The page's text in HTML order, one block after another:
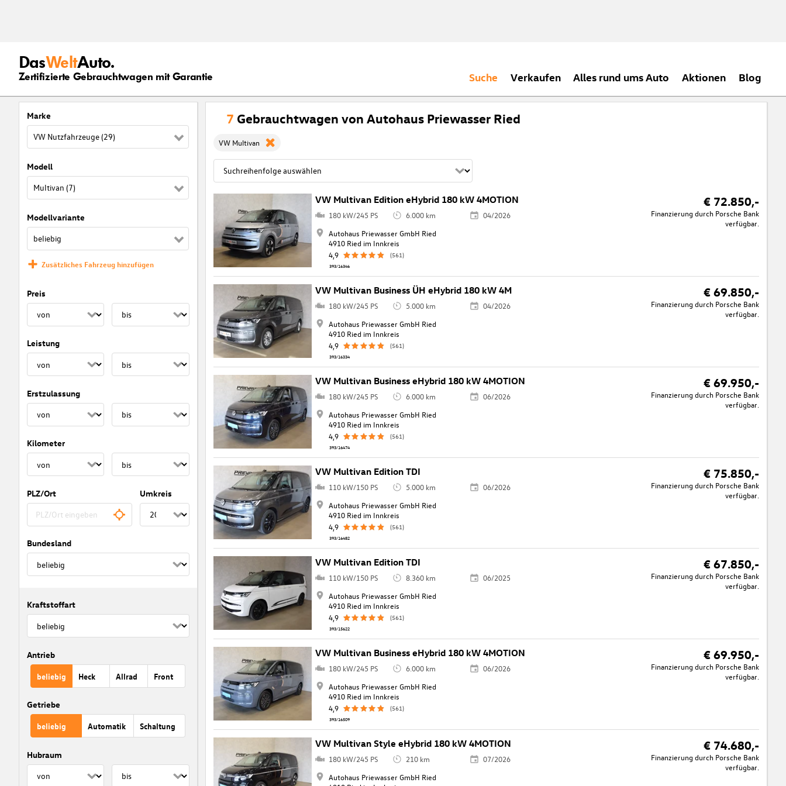
DasWeltAuto.
Zertifizierte Gebrauchtwagen mit Garantie Suche Verkaufen Alles rund ums Auto Aktionen Blog
Marke
VW Nutzfahrzeuge (29)
Modell
Multivan (7)
Modellvariante
beliebig
Zusätzliches Fahrzeug hinzufügen
Preis
Leistung
Erstzulassung
Kilometer
PLZ/Ort Umkreis
Bundesland
Kraftstoffart
Antrieb
beliebig Heck Allrad Front
Getriebe
beliebig Automatik Schaltung
Hubraum
7 Gebrauchtwagen von Autohaus Priewasser Ried
VW Multivan
VW Multivan Edition eHybrid 180 kW 4MOTION € 72.850,-
Finanzierung durch Porsche Bank
verfügbar.
180 kW/245 PS 6.000 km
04/2026
Autohaus Priewasser GmbH Ried
4910 Ried im Innkreis
4,9
(561)
393/16346
VW Multivan Business ÜH eHybrid 180 kW 4M € 69.850,-
Finanzierung durch Porsche Bank
verfügbar.
180 kW/245 PS 5.000 km
04/2026
Autohaus Priewasser GmbH Ried
4910 Ried im Innkreis
4,9
(561)
393/16334
VW Multivan Business eHybrid 180 kW 4MOTION € 69.950,-
Finanzierung durch Porsche Bank
verfügbar.
180 kW/245 PS 6.000 km
06/2026
Autohaus Priewasser GmbH Ried
4910 Ried im Innkreis
4,9
(561)
393/16474
VW Multivan Edition TDI € 75.850,-
Finanzierung durch Porsche Bank
verfügbar.
110 kW/150 PS 5.000 km
06/2026
Autohaus Priewasser GmbH Ried
4910 Ried im Innkreis
4,9
(561)
393/16482
VW Multivan Edition TDI € 67.850,-
Finanzierung durch Porsche Bank
verfügbar.
110 kW/150 PS 8.360 km
06/2025
Autohaus Priewasser GmbH Ried
4910 Ried im Innkreis
4,9
(561)
393/15622
VW Multivan Business eHybrid 180 kW 4MOTION € 69.950,-
Finanzierung durch Porsche Bank
verfügbar.
180 kW/245 PS 6.000 km
06/2026
Autohaus Priewasser GmbH Ried
4910 Ried im Innkreis
4,9
(561)
393/16509
VW Multivan Style eHybrid 180 kW 4MOTION € 74.680,-
Finanzierung durch Porsche Bank
verfügbar.
180 kW/245 PS 210 km
07/2026
Autohaus Priewasser GmbH Ried